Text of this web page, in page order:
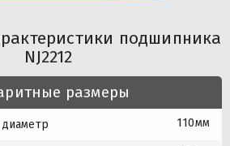
подшипника
NJ2212
размеры
110мм